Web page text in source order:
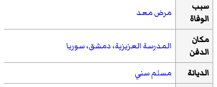
سبب
الوفاة
مرض معد
مكان
الدفن
المدرسة العزيزية،دمشق،سوريا
الديانة
مسلم سني